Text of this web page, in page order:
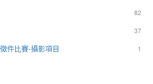
82
37
1
件比賽-攝影項目